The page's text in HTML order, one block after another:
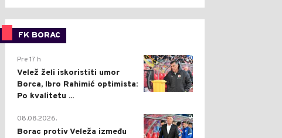
FK BORAC
0
Pre 17 h
Velež želi iskoristiti umor
Borca, Ibro Rahimić optimista:
Po kvalitetu ...
0
08.08.2026.
Borac protiv Veleža između